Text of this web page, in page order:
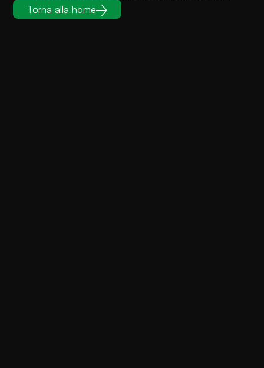
Torna alla home